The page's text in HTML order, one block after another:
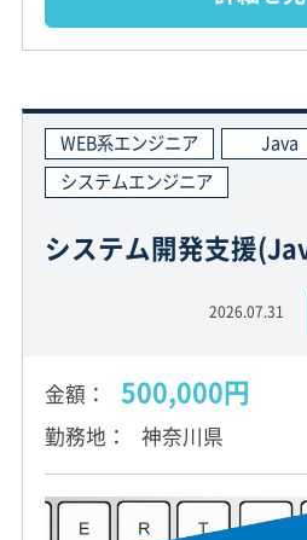
WEB系エンジニア
Java
システムエンジニア
システム開発支援
2026.07.31
金額 500,000円
勤務地 神奈川県